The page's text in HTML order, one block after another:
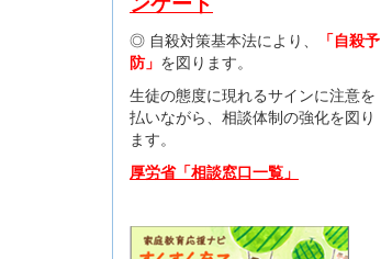
◎ 自殺対策基本法により、
「自殺予
防」 を図ります。
生徒の態度に現れるサインに注意を
払いながら、相談体制の強化を図り
ます。
厚労省「相談窓口一覧」